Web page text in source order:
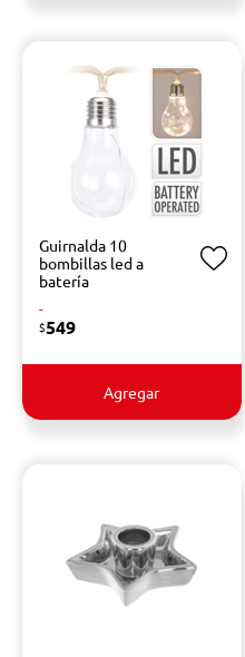
Guirnalda 10
bombillas led a
batería
-
$549
Agregar